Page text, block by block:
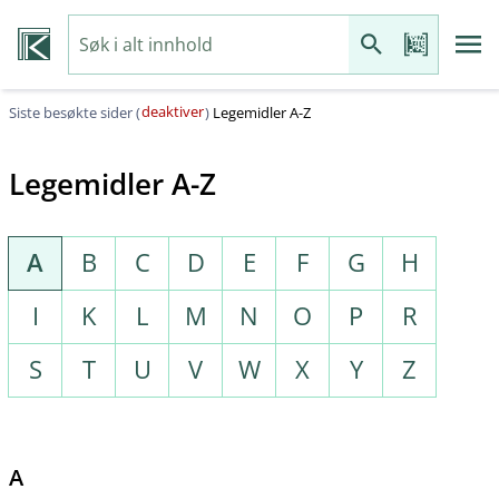
Siste besøkte sider (deaktiver) Legemidler A-Z
Legemidler A-Z
A B C D E F G
H
I
K L M N O P
R
S
T U V W X Y Z
A